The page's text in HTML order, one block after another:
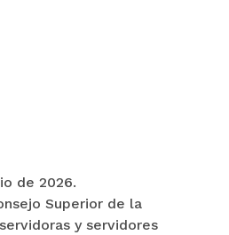
de 2026.
Superior de la
y servidores